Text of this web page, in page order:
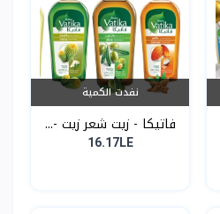
نفدت الكمية
فاتيكا - زيت شعر زيت -...
16.17LE